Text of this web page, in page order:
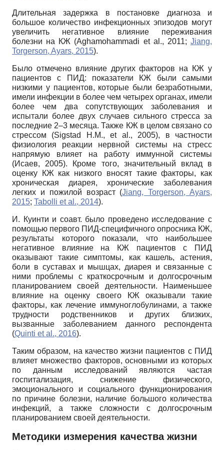
Длительная задержка в постановке диагноза и
большое количество инфекционных эпизодов могут
увеличить негативное влияние переживания
болезни на КЖ (Aghamohammadi et al., 2011; Jiang,
Torgerson, Ayars, 2015).
Было отмечено влияние других факторов на КЖ у
пациентов с ПИД: показатели КЖ были самыми
низкими у пациентов, которые были безработными,
имели инфекции в более чем четырех органах, имели
более чем два сопутствующих заболевания и
испытали более двух случаев сильного стресса за
последние 2–3 месяца. Также КЖ в целом связано со
стрессом (Sigstad H.M., et al., 2005), в частности
физиология реакции нервной системы на стресс
напрямую влияет на работу иммунной системы
(Исаев, 2005). Кроме того, значительный вклад в
оценку КЖ как низкого вносят такие факторы, как
хроническая диарея, хронические заболевания
легких и пожилой возраст (Jiang, Torgerson, Ayars,
2015; Tabolli et al., 2014).
И. Куинти и соавт. было проведено исследование с
помощью первого ПИД-специфичного опросника КЖ,
результаты которого показали, что наибольшее
негативное влияние на КЖ пациентов с ПИД
оказывают такие симптомы, как кашель, астения,
боли в суставах и мышцах, диарея и связанные с
ними проблемы с краткосрочным и долгосрочным
планированием своей деятельности. Наименьшее
влияние на оценку своего КЖ оказывали такие
факторы, как лечение иммуноглобулинами, а также
трудности родственников и других близких,
вызванные заболеванием данного респондента
(Quinti et al., 2016).
Таким образом, на качество жизни пациентов с ПИД
влияет множество факторов, основными из которых
по данным исследований являются частая
госпитализация, снижение физического,
эмоционального и социального функционирования
по причине болезни, наличие большого количества
инфекций, а также сложности с долгосрочным
планированием своей деятельности.
Методики измерения качества жизни